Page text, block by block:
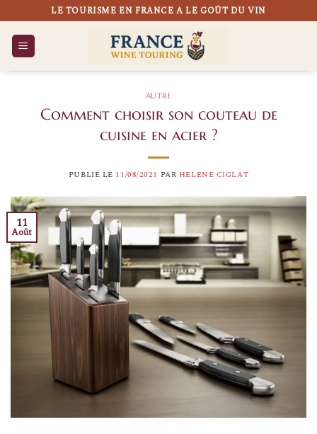
au
contenu
LE TOURISME EN FRANCE A LE GOÛT DU VIN
AUTRE
Comment choisir son couteau de
cuisine en acier ?
PUBLIÉ LE 11/08/2021 PAR HELENE CIGLAT
11
Août